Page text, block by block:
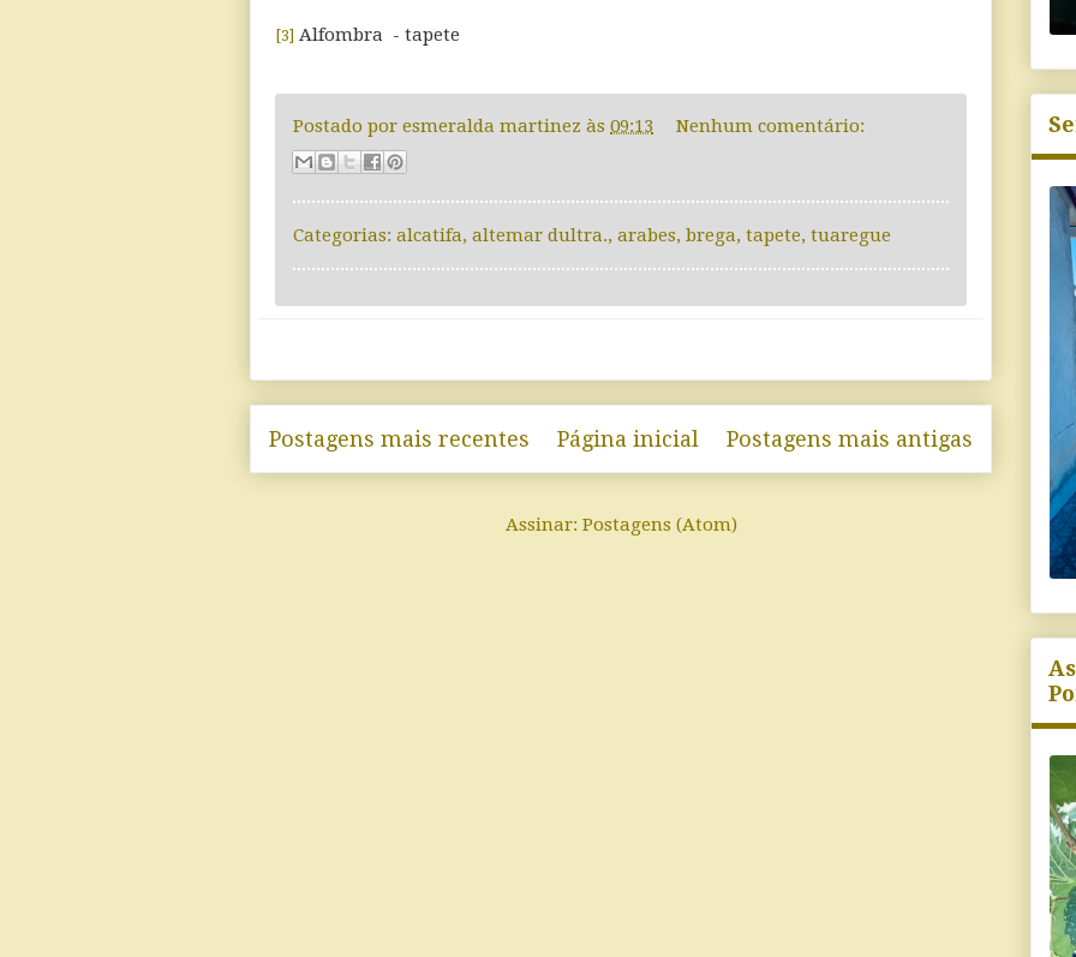
[3] Alfombra - tapete
Postado por esmeralda martinez às 09:13 Nenhum comentário:
Categorias: alcatifa, altemar dultra., arabes, brega, tapete, tuaregue
Postagens mais recentes Postagens mais antigas
Página inicial
Assinar: Postagens (Atom)